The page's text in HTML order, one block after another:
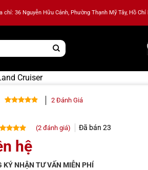
chỉ: 36 Nguyễn Hữu Cảnh, Phường Thạnh Mỹ Tây, Hồ Chí
Cruiser
trênđánh
2Đánh Giá
trên
(2đánh giá) Đã bán 23
hệ
KÝ NHẬN TƯ VẤN MIỄN PHÍ